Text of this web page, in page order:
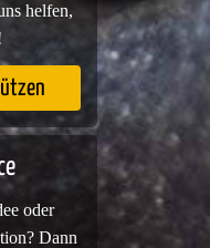
helfen,
oder
Dann